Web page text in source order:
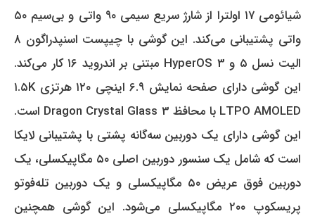
شیائومی ۱۷ اولترا از شارژ سریع سیمی ۹۰ واتی و بی‌سیم ۵۰
واتی پشتیبانی می‌کند.
این گوشی با چیپست اسنپدراگون ۸
الیت نسل ۵ و HyperOS 3 مبتنی بر اندروید ۱۶ کار می‌کند.
این گوشی دارای صفحه نمایش ۶.۹ اینچی ۱۲۰ هرتزی ۱.۵K
LTPO AMOLED با محافظ Dragon Crystal Glass 3 است.
این گوشی دارای یک دوربین سه‌گانه پشتی با پشتیبانی لایکا
است که شامل یک سنسور دوربین اصلی ۵۰ مگاپیکسلی، یک
دوربین فوق عریض ۵۰ مگاپیکسلی و یک دوربین تله‌فوتو
پریسکوپ ۲۰۰ مگاپیکسلی می‌شود.
این گوشی همچنین